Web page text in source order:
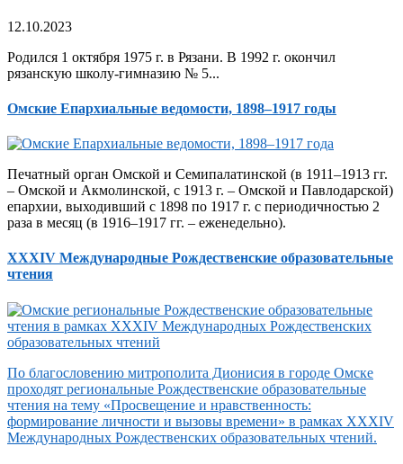
12.10.2023
Родился 1 октября 1975 г. в Рязани. В 1992 г. окончил
рязанскую школу-гимназию № 5...
Омские Епархиальные ведомости, 1898–1917 годы
Печатный орган Омской и Семипалатинской (в 1911–1913 гг.
– Омской и Акмолинской, с 1913 г. – Омской и Павлодарской)
епархии, выходивший с 1898 по 1917 г. с периодичностью 2
раза в месяц (в 1916–1917 гг. – еженедельно).
XXXIV Международные Рождественские образовательные
чтения
По благословению митрополита Дионисия в городе Омске
проходят региональные Рождественские образовательные
чтения на тему «Просвещение и нравственность:
формирование личности и вызовы времени» в рамках XXXIV
Международных Рождественских образовательных чтений.